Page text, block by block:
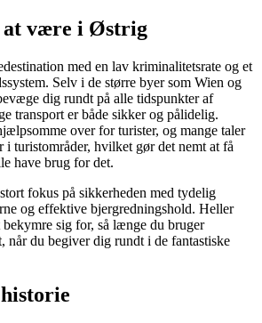
at være i Østrig
med en lav kriminalitetsrate og et
Selv i de større byer som Wien og
dig rundt på alle tidspunkter af
transport er både sikker og pålidelig.
over for turister, og mange taler
turistområder, hvilket gør det nemt at få
have brug for det.
fokus på sikkerheden med tydelig
og effektive bjergredningshold. Heller
sig for, så længe du bruger
når du begiver dig rundt i de fantastiske